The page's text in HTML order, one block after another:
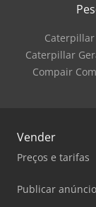
Caterpillar
Compair
Vender
Preços e tarifas
Publicar